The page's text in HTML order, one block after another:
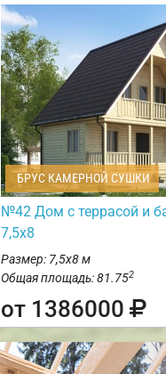
БРУС КАМЕРНОЙ СУШКИ
№42 Дом с террасой и
7,5х8
Размер: 7,5х8 м
Общая площадь: 81.752
от 1386000